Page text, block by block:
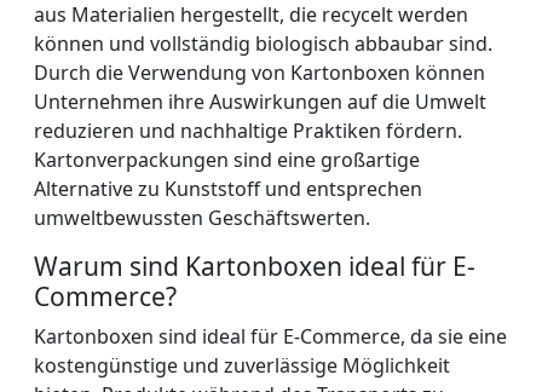
aus Materialien hergestellt, die recycelt werden
können und vollständig biologisch abbaubar sind.
Durch die Verwendung von Kartonboxen können
Unternehmen ihre Auswirkungen auf die Umwelt
reduzieren und nachhaltige Praktiken fördern.
Kartonverpackungen sind eine großartige
Alternative zu Kunststoff und entsprechen
umweltbewussten Geschäftswerten.
Warum sind Kartonboxen ideal für E-
Commerce?
Kartonboxen sind ideal für E-Commerce, da sie eine
kostengünstige und zuverlässige Möglichkeit